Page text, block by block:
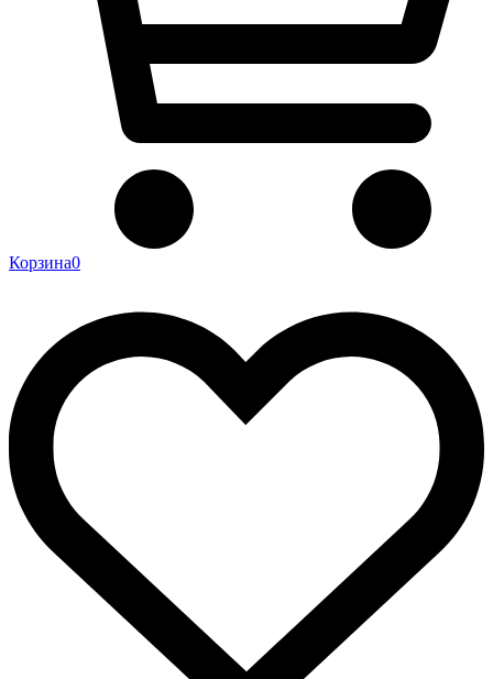
Корзина0